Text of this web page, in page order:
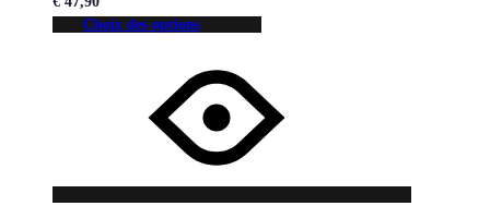
Choix des options